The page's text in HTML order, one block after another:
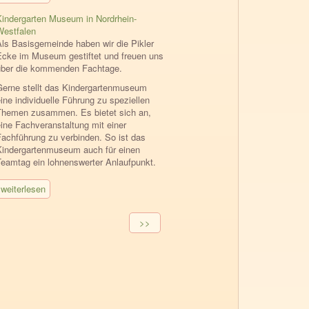
Museum in Nordrhein-
Basisgemeinde haben wir die Pikler
im Museum gestiftet und freuen uns
die kommenden Fachtage.
stellt das Kindergartenmuseum
individuelle Führung zu speziellen
zusammen. Es bietet sich an,
Fachveranstaltung mit einer
zu verbinden. So ist das
auch für einen
ein lohnenswerter Anlaufpunkt.
weiterlesen
Nächste
Seite
>>